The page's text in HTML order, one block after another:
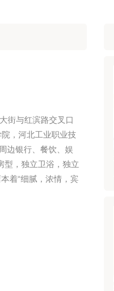
街与红滨路交叉口
，河北工业职业技
边银行、餐饮、娱
型，独立卫浴，独立
着“细腻，浓情，宾